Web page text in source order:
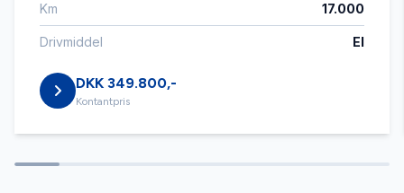
Digitalt cockpit
Dual zone klimaanlæg
Km 17.000
Drivmiddel El
DKK 349.800,-
Kontantpris